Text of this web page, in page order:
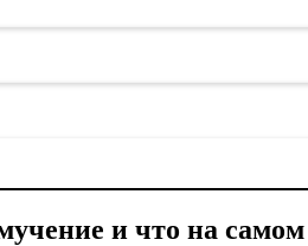
и что на